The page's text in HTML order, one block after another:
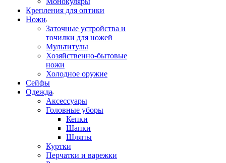
Крепления для оптики
Ножи
Заточные устройства и
точилки для ножей
Мультитулы
Хозяйственно-бытовые
ножи
Холодное оружие
Сейфы
Одежда
Аксессуары
Головные уборы
Кепки
Шапки
Шляпы
Куртки
Перчатки и варежки